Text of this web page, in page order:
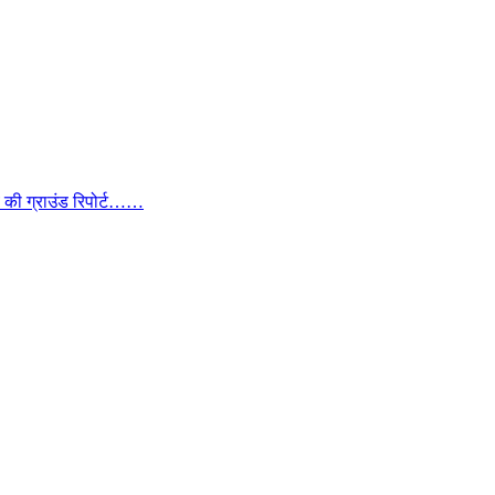
ग्राउंड रिपोर्ट……